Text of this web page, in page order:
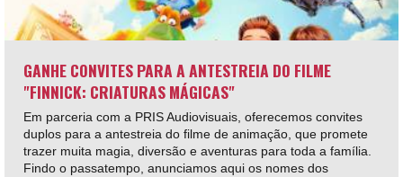
GANHE CONVITES PARA A ANTESTREIA DO FILME
"FINNICK: CRIATURAS MÁGICAS"
Em parceria com a PRIS Audiovisuais, oferecemos convites
duplos para a antestreia do filme de animação, que promete
trazer muita magia, diversão e aventuras para toda a família.
Findo o passatempo, anunciamos aqui os nomes dos